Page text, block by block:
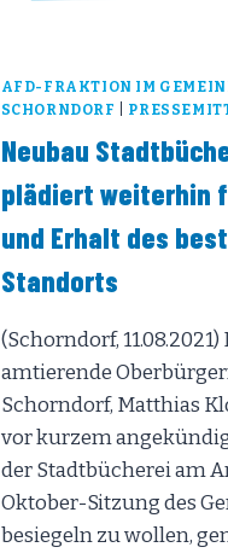
AFD-FRAKTION IM
SCHORNDORF
Neubau
plädiert weiterhin
und Erhalt des
Standorts
(Schorndorf,
amtierende
Schorndorf, Matthias
vor kurzem
der Stadtbücherei am
Oktober-Sitzung des
besiegeln zu wollen,